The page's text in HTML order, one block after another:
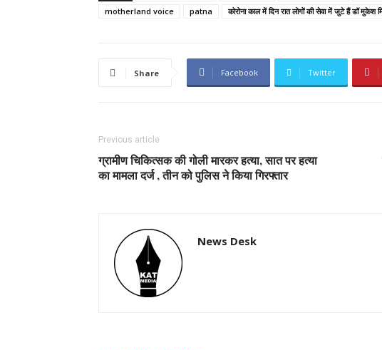
motherland voice
patna कोरोना काल में दिन रात लोगों की सेवा में जुटे हैं डॉ मुकेश
Share Facebook Twitter
Previous article
ग्रामीण चिकित्सक की गोली मारकर हत्या, सात पर हत्या
का मामला दर्ज , तीन को पुलिस ने किया गिरफ्तार
News Desk